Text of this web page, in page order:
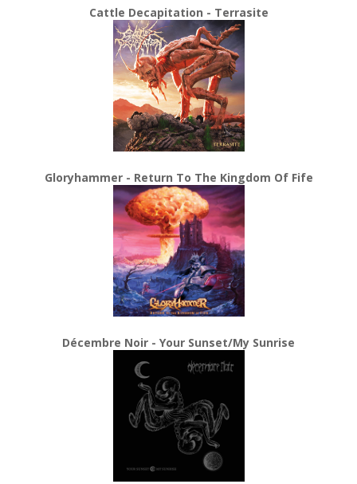
Cattle Decapitation - Terrasite
Gloryhammer - Return To The Kingdom Of Fife
Décembre Noir - Your Sunset/My Sunrise